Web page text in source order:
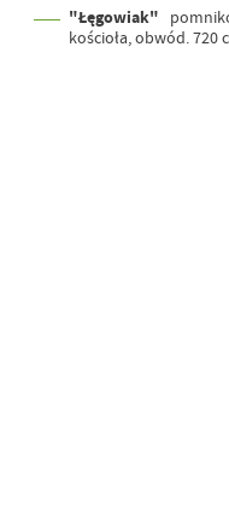
"Łęgowiak"
kościoła, obwód. 720